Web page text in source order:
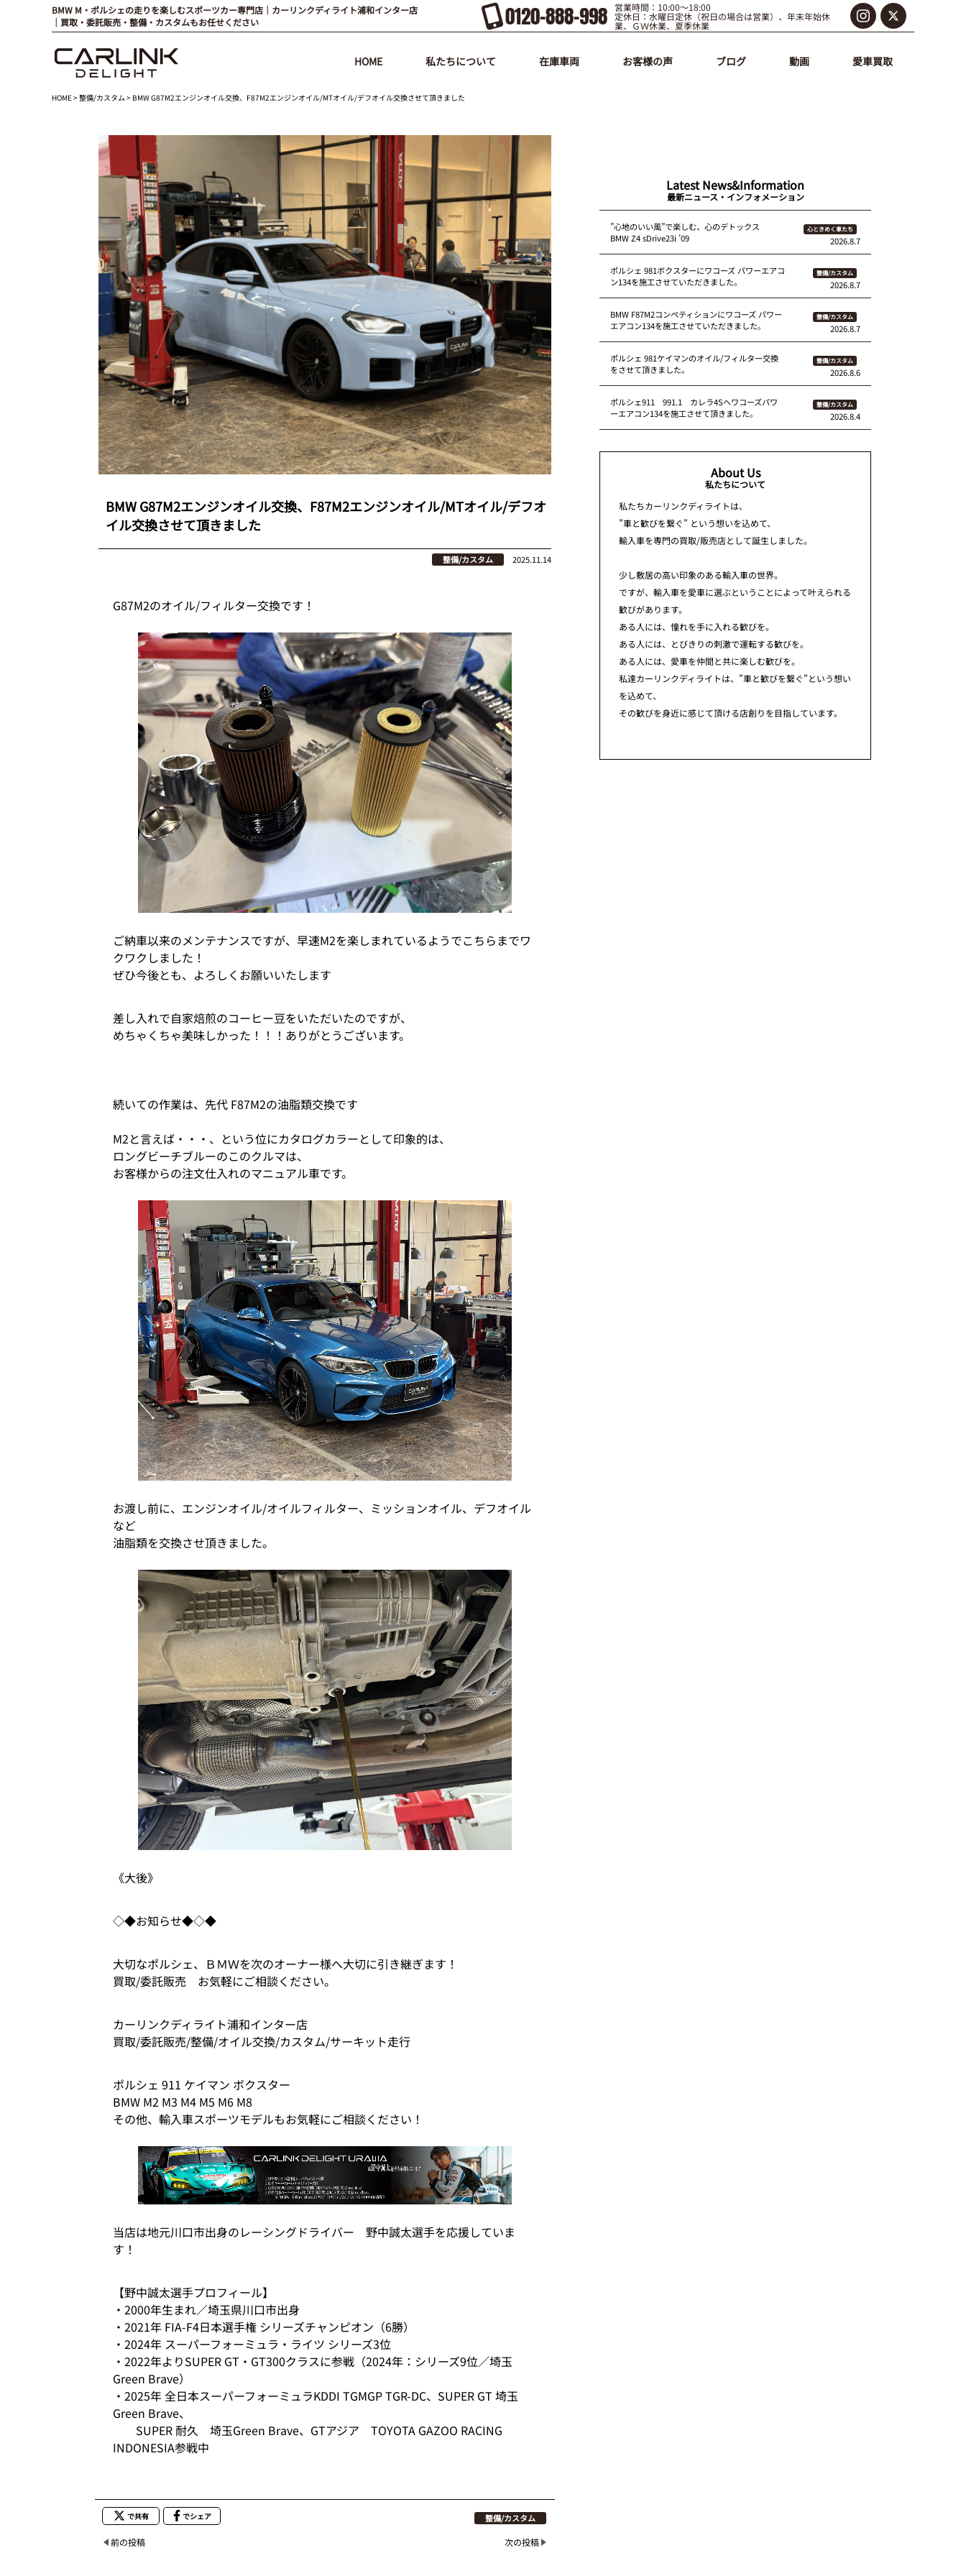
BMW M・ポルシェの走りを楽しむスポーツカー専門店｜カーリンクディライト浦和インター店
｜買取・委託販売・整備・カスタムもお任せください
0120-888-998 営業時間：10:00～18:00
定休日：水曜日定休（祝日の場合は営業）、年末年始休
業、ＧＷ休業、夏季休業
HOME 私たちについて 在庫車両 お客様の声 ブログ 動画 愛車買取
HOME>整備/カスタム> BMW G87M2エンジンオイル交換、F87M2エンジンオイル/MTオイル/デフオイル交換させて頂きました
BMW G87M2エンジンオイル交換、F87M2エンジンオイル/MTオイル/デフオ
イル交換させて頂きました
整備/カスタム 2025.11.14
G87M2のオイル/フィルター交換です！
ご納車以来のメンテナンスですが、早速M2を楽しまれているようでこちらまでワ
クワクしました！
ぜひ今後とも、よろしくお願いいたします
差し入れで自家焙煎のコーヒー豆をいただいたのですが、
めちゃくちゃ美味しかった！！！ありがとうございます。
続いての作業は、先代 F87M2の油脂類交換です
M2と言えば・・・、という位にカタログカラーとして印象的は、
ロングビーチブルーのこのクルマは、
お客様からの注文仕入れのマニュアル車です。
お渡し前に、エンジンオイル/オイルフィルター、ミッションオイル、デフオイル
など
油脂類を交換させ頂きました。
《大後》
◇◆お知らせ◆◇◆
大切なポルシェ、ＢＭＷを次のオーナー様へ大切に引き継ぎます！
買取/委託販売 お気軽にご相談ください。
カーリンクディライト浦和インター店
買取/委託販売/整備/オイル交換/カスタム/サーキット走行
ポルシェ 911 ケイマン ボクスター
BMW M2 M3 M4 M5 M6 M8
その他、輸入車スポーツモデルもお気軽にご相談ください！
当店は地元川口市出身のレーシングドライバー 野中誠太選手を応援していま
す！
【野中誠太選手プロフィール】
・2000年生まれ／埼玉県川口市出身
・2021年 FIA-F4日本選手権 シリーズチャンピオン（6勝）
・2024年 スーパーフォーミュラ・ライツ シリーズ3位
・2022年よりSUPER GT・GT300クラスに参戦（2024年：シリーズ9位／埼玉
Green Brave）
・2025年 全日本スーパーフォーミュラKDDI TGMGP TGR-DC、SUPER GT 埼玉
Green Brave、
SUPER 耐久 埼玉Green Brave、GTアジア TOYOTA GAZOO RACING
INDONESIA参戦中
で共有 でシェア 整備/カスタム
前の投稿 次の投稿
Latest News&Information
最新ニュース・インフォメーション
”心地のいい風”で楽しむ、心のデトックス
BMW Z4 sDrive23i ’09
心ときめく車たち
2026.8.7
ポルシェ 981ボクスターにワコーズ パワーエアコ
ン134を施工させていただきました。
整備/カスタム
2026.8.7
BMW F87M2コンペティションにワコーズ パワー
エアコン134を施工させていただきました。
整備/カスタム
2026.8.7
ポルシェ 981ケイマンのオイル/フィルター交換
をさせて頂きました。
整備/カスタム
2026.8.6
ポルシェ911 991.1 カレラ4Sへワコーズパワ
ーエアコン134を施工させて頂きました。
整備/カスタム
2026.8.4
About Us
私たちについて
私たちカーリンクディライトは、
”車と歓びを繋ぐ” という想いを込めて、
輸入車を専門の買取/販売店として誕生しました。
少し敷居の高い印象のある輸入車の世界。
ですが、輸入車を愛車に選ぶということによって叶えられる
歓びがあります。
ある人には、憧れを手に入れる歓びを。
ある人には、とびきりの刺激で運転する歓びを。
ある人には、愛車を仲間と共に楽しむ歓びを。
私達カーリンクディライトは、”車と歓びを繋ぐ”という想い
を込めて、
その歓びを身近に感じて頂ける店創りを目指しています。